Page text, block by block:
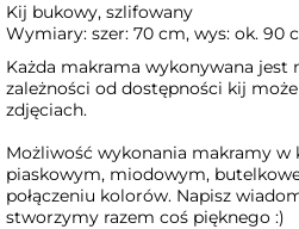
Kij bukowy, szlifowany
Wymiary: szer: 70 cm, wys: ok. 90
Każda makrama wykonywana jest
zależności od dostępności kij
zdjęciach.
Możliwość wykonania makramy w
piaskowym, miodowym,
połączeniu kolorów. Napisz
stworzymy razem coś pięknego :)